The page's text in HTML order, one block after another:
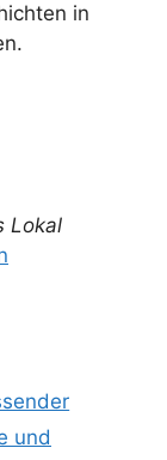
in
Lokal
und